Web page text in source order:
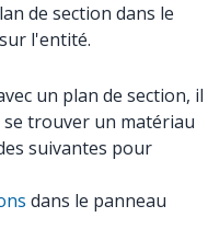
de section dans le
l'entité.
un plan de section, il
se trouver un matériau
suivantes pour
dans le panneau